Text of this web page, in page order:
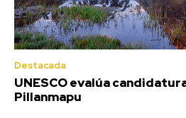
Destacada
UNESCO evalúa
Pillanmapu